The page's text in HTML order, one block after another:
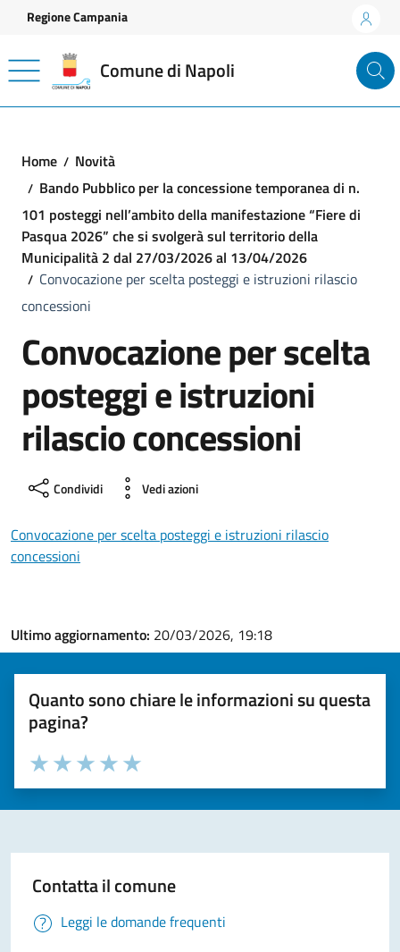
Vai ai contenuti
Vai al footer
Regione Campania
Comune di Napoli
Home
Novità
Bando Pubblico per la concessione temporanea di n.
101 posteggi nell’ambito della manifestazione “Fiere di
Pasqua 2026” che si svolgerà sul territorio della
Municipalità 2 dal 27/03/2026 al 13/04/2026
Convocazione per scelta posteggi e istruzioni rilascio
concessioni
Convocazione per scelta
posteggi e istruzioni
rilascio concessioni
Condividi Vedi azioni
Convocazione per scelta posteggi e istruzioni rilascio
concessioni
Ultimo aggiornamento: 20/03/2026, 19:18
Quanto sono chiare le informazioni su questa
pagina?
Valuta la chiarezza delle informazioni (da 1 a 5 stelle)
Seleziona il numero di stelle per valutare la chiarezza delle
Valuta 5 stelle su 5
Valuta 4 stelle su 5
Valuta 3 stelle su 5
Valuta 2 stelle su 5
Valuta 1 stelle su 5
Contatta il comune
Leggi le domande frequenti